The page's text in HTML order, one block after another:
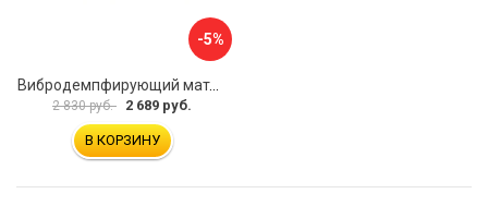
-5%
Вибродемпфирующий материал Шумофф Микс Ф УТ000000308
2 830 руб. 2 689 руб.
В КОРЗИНУ